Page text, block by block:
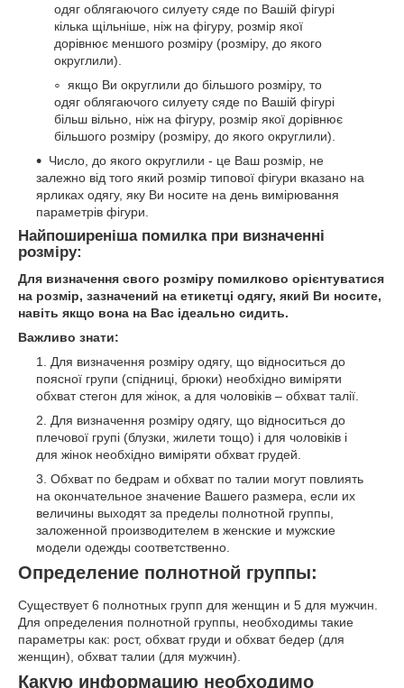
одяг облягаючого силуету сяде по Вашій фігурі
кілька щільніше, ніж на фігуру, розмір якої
дорівнює меншого розміру (розміру, до якого
округлили).
якщо Ви округлили до більшого розміру, то
одяг облягаючого силуету сяде по Вашій фігурі
більш вільно, ніж на фігуру, розмір якої дорівнює
більшого розміру (розміру, до якого округлили).
Число, до якого округлили - це Ваш розмір, не
залежно від того який розмір типової фігури вказано на
ярликах одягу, яку Ви носите на день вимірювання
параметрів фігури.
Найпоширеніша помилка при визначенні
розміру:
Для визначення свого розміру помилково орієнтуватися
на розмір, зазначений на етикетці одягу, який Ви носите,
навіть якщо вона на Вас ідеально сидить.
Важливо знати:
Для визначення розміру одягу, що відноситься до
поясної групи (спідниці, брюки) необхідно виміряти
обхват стегон для жінок, а для чоловіків – обхват талії.
Для визначення розміру одягу, що відноситься до
плечової групі (блузки, жилети тощо) і для чоловіків і
для жінок необхідно виміряти обхват грудей.
Обхват по бедрам и обхват по талии могут повлиять
на окончательное значение Вашего размера, если их
величины выходят за пределы полнотной группы,
заложенной производителем в женские и мужские
модели одежды соответственно.
Определение полнотной группы:
Существует 6 полнотных групп для женщин и 5 для мужчин.
Для определения полнотной группы, необходимы такие
параметры как: рост, обхват груди и обхват бедер (для
женщин), обхват талии (для мужчин).
Какую информацию необходимо